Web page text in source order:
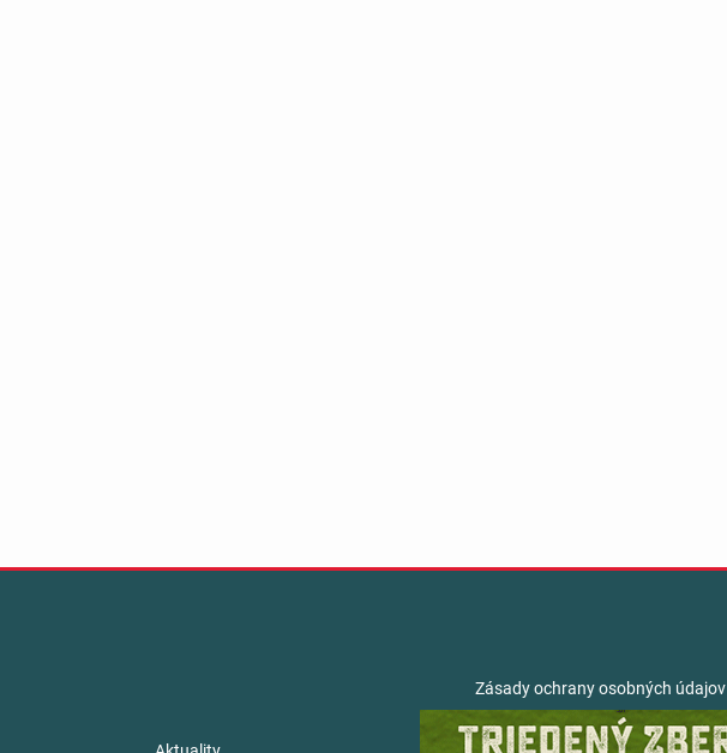
Zásady ochrany osobných údajov